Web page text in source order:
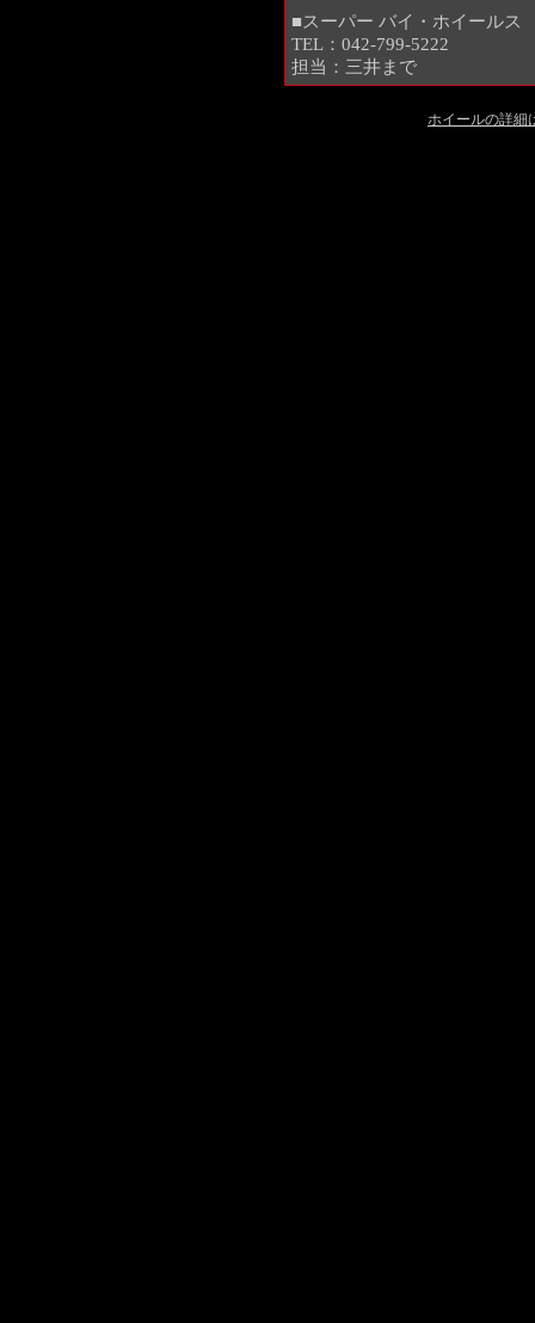
■スーパー バイ・ホイールス
TEL：042-799-5222
担当：三井まで
ホイールの詳細